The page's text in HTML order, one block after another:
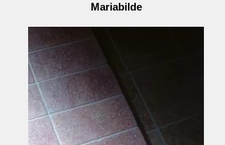
Mariabilde